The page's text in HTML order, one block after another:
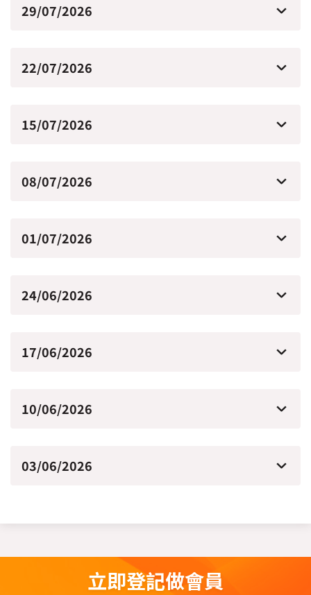
29/07/2026
22/07/2026
15/07/2026
08/07/2026
01/07/2026
24/06/2026
17/06/2026
10/06/2026
03/06/2026
立即登記做會員